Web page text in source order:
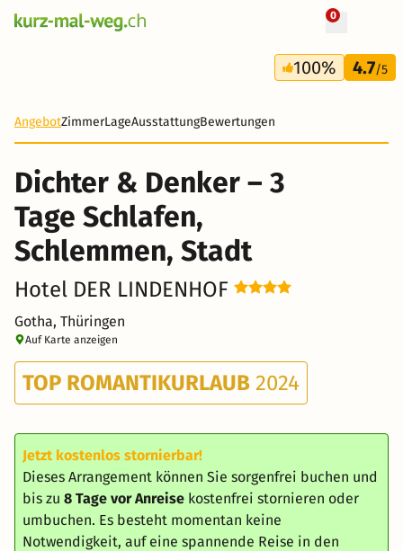
0
3 Tage
179 CHF
100% 4.7/5
AngebotZimmerLageAusstattungBewertungen
Dichter & Denker – 3
Tage Schlafen,
Schlemmen, Stadt
Hotel DER LINDENHOF
Gotha, Thüringen
Auf Karte anzeigen
TOP ROMANTIKURLAUB 2024
Jetzt kostenlos stornierbar!
Dieses Arrangement können Sie sorgenfrei buchen und
bis zu 8 Tage vor Anreise kostenfrei stornieren oder
umbuchen. Es besteht momentan keine
Notwendigkeit, auf eine spannende Reise in den